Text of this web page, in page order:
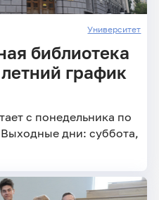
Университет
библиотека
график
с понедельника по
дни: суббота,